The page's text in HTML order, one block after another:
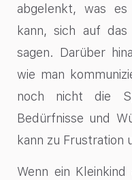
abgelenkt, was
kann, sich auf
sagen. Darüber
wie man
noch nicht die
Bedürfnisse und
kann zu Frustration
Wenn ein